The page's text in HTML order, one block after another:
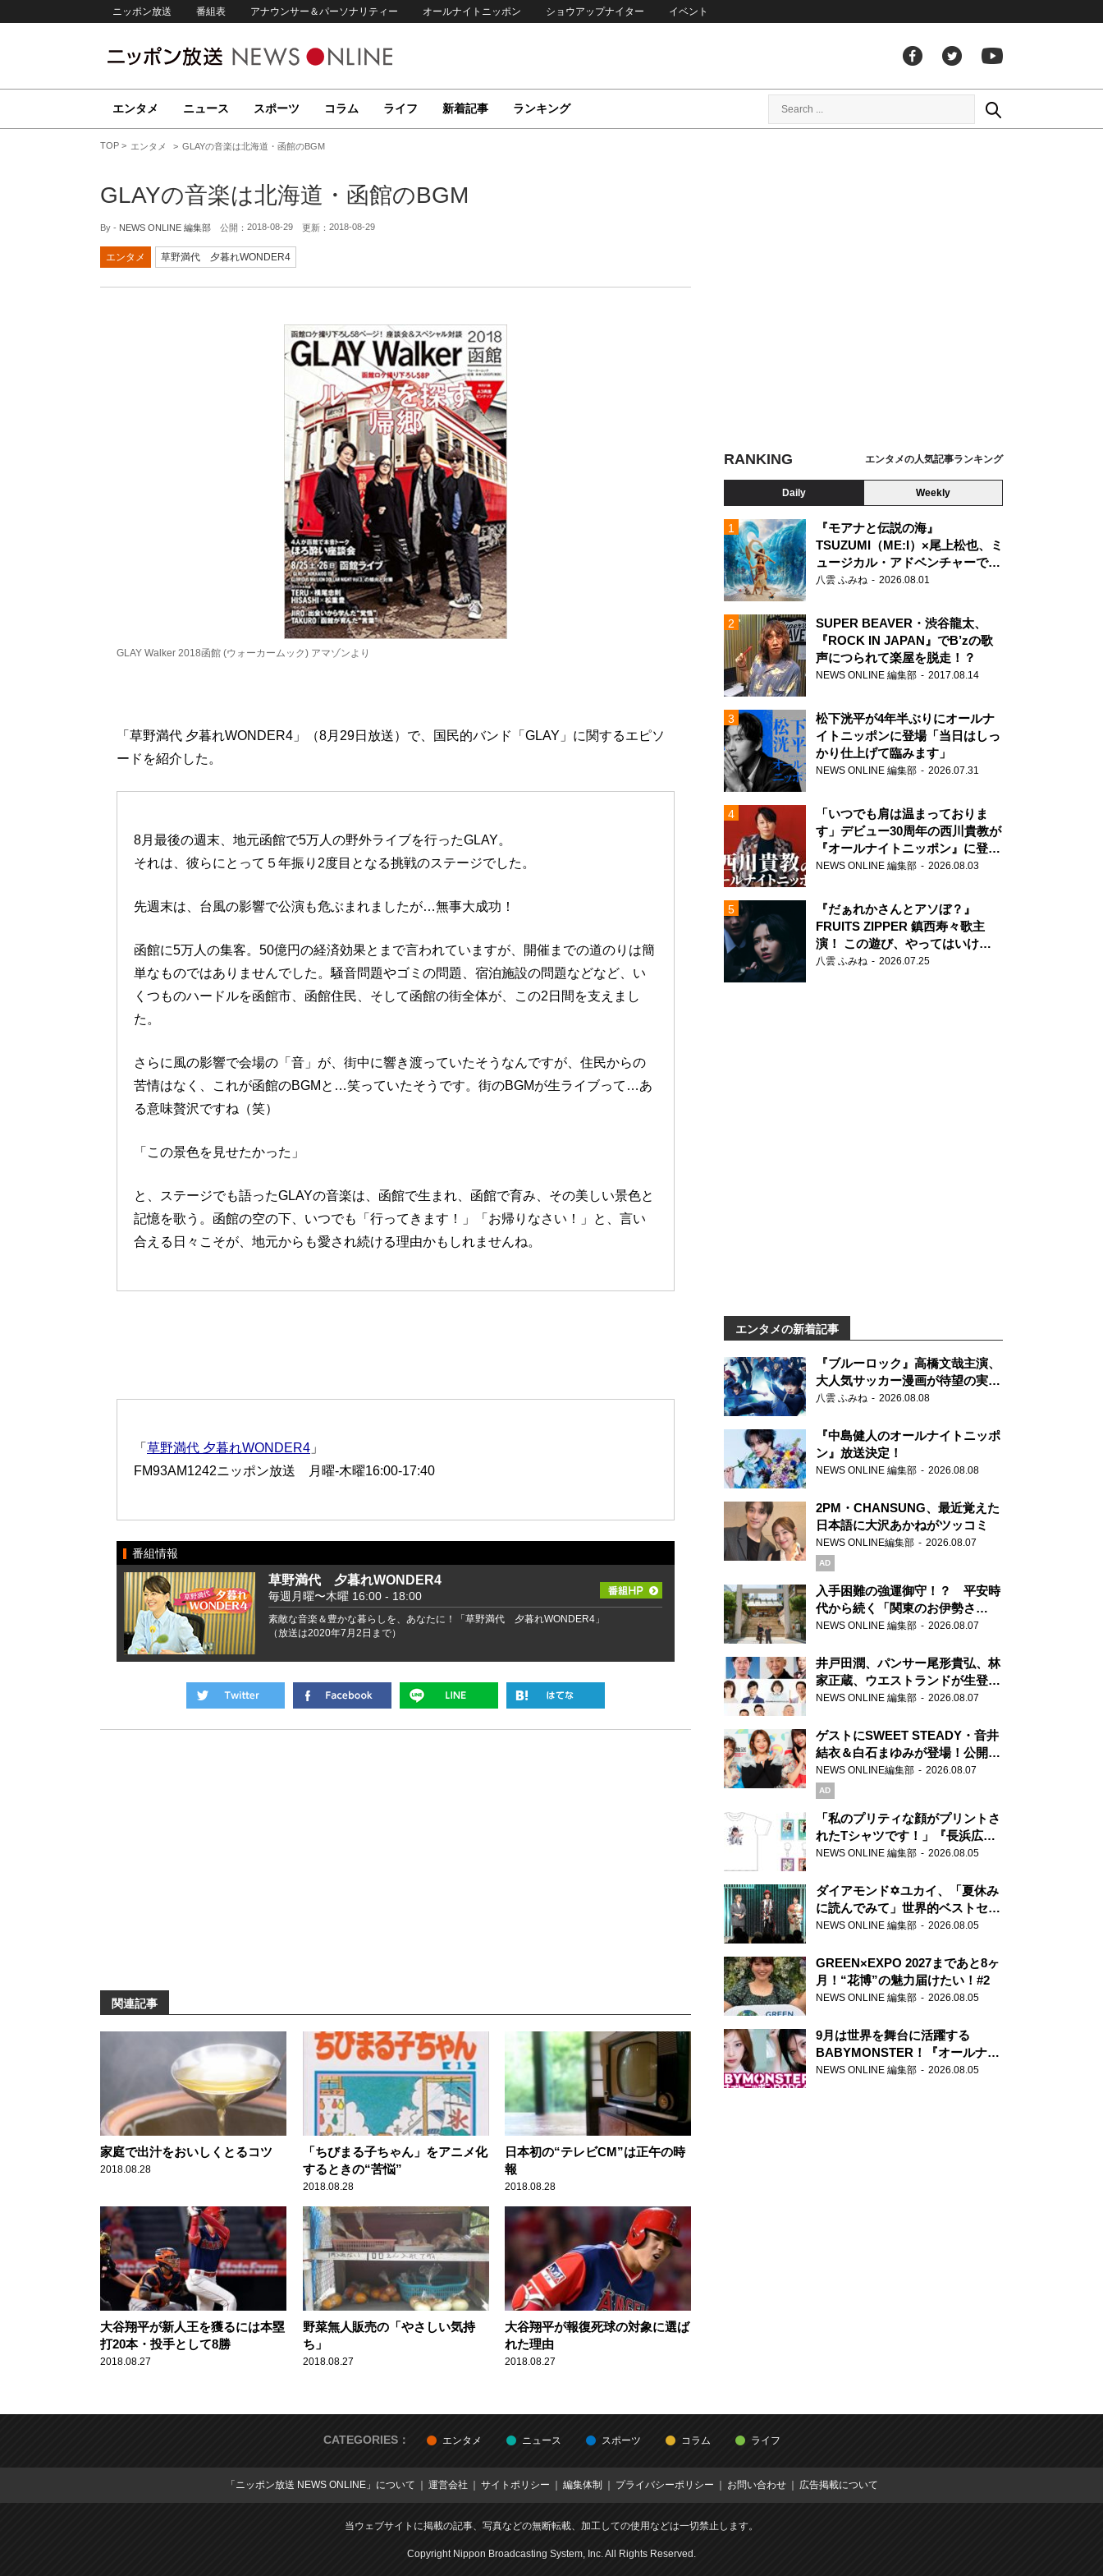
ニッポン放送 番組表 アナウンサー＆パーソナリティー オールナイトニッポン ショウアップナイター イベント
エンタメ ニュース スポーツ コラム ライフ 新着記事 ランキング
TOP エンタメ GLAYの音楽は北海道・函館のBGM
GLAYの音楽は北海道・函館のBGM
By - NEWS ONLINE 編集部 公開： 2018-08-29 更新： 2018-08-29
エンタメ 草野満代 夕暮れWONDER4
GLAY Walker 2018函館 (ウォーカームック) アマゾンより
「草野満代 夕暮れWONDER4」（8月29日放送）で、国民的バンド「GLAY」に関するエピソ
ードを紹介した。
8月最後の週末、地元函館で5万人の野外ライブを行ったGLAY。
それは、彼らにとって５年振り2度目となる挑戦のステージでした。
先週末は、台風の影響で公演も危ぶまれましたが…無事大成功！
函館に5万人の集客。50億円の経済効果とまで言われていますが、開催までの道のりは簡
単なものではありませんでした。騒音問題やゴミの問題、宿泊施設の問題などなど、い
くつものハードルを函館市、函館住民、そして函館の街全体が、この2日間を支えまし
た。
さらに風の影響で会場の「音」が、街中に響き渡っていたそうなんですが、住民からの
苦情はなく、これが函館のBGMと…笑っていたそうです。街のBGMが生ライブって…あ
る意味贅沢ですね（笑）
「この景色を見せたかった」
と、ステージでも語ったGLAYの音楽は、函館で生まれ、函館で育み、その美しい景色と
記憶を歌う。函館の空の下、いつでも「行ってきます！」「お帰りなさい！」と、言い
合える日々こそが、地元からも愛され続ける理由かもしれませんね。
「 草野満代 夕暮れWONDER4 」
FM93AM1242ニッポン放送 月曜-木曜16:00-17:40
番組情報
草野満代 夕暮れWONDER4
毎週月曜〜木曜 16:00 - 18:00
素敵な音楽＆豊かな暮らしを、あなたに！「草野満代 夕暮れWONDER4」
（放送は2020年7月2日まで）
関連記事
家庭で出汁をおいしくとるコツ
2018.08.28
「ちびまる子ちゃん」をアニメ化
するときの“苦悩”
2018.08.28
日本初の“テレビCM”は正午の時
報
2018.08.28
大谷翔平が新人王を獲るには本塁
打20本・投手として8勝
2018.08.27
野菜無人販売の「やさしい気持
ち」
2018.08.27
大谷翔平が報復死球の対象に選ば
れた理由
2018.08.27
RANKING エンタメの人気記事ランキング
Daily Weekly
『モアナと伝説の海』
TSUZUMI（ME:I）×尾上松也、ミ
ュージカル・アドベンチャーで美
声を響かせる
八雲 ふみね 2026.08.01
SUPER BEAVER・渋谷龍太、
『ROCK IN JAPAN』でB’zの歌
声につられて楽屋を脱走！？
NEWS ONLINE 編集部 2017.08.14
松下洸平が4年半ぶりにオールナ
イトニッポンに登場「当日はしっ
かり仕上げて臨みます」
NEWS ONLINE 編集部 2026.07.31
「いつでも肩は温まっておりま
す」デビュー30周年の西川貴教が
『オールナイトニッポン』に登
場！
NEWS ONLINE 編集部 2026.08.03
『だぁれかさんとアソぼ？』
FRUITS ZIPPER 鎮西寿々歌主
演！ この遊び、やってはいけま
せん。
八雲 ふみね 2026.07.25
エンタメの新着記事
『ブルーロック』高橋文哉主演、
大人気サッカー漫画が待望の実写
映画に
八雲 ふみね 2026.08.08
『中島健人のオールナイトニッポ
ン』放送決定！
NEWS ONLINE 編集部 2026.08.08
2PM・CHANSUNG、最近覚えた
日本語に大沢あかねがツッコミ
NEWS ONLINE編集部 2026.08.07
AD
入手困難の強運御守！？ 平安時
代から続く「関東のお伊勢さ
ま」、芝大神宮にてランパンプス
NEWS ONLINE 編集部 2026.08.07
井戸田潤、パンサー尾形貴弘、林
家正蔵、ウエストランドが生登
場！『ラジオビバリー昼ズ』
NEWS ONLINE 編集部 2026.08.07
ゲストにSWEET STEADY・音井
結衣＆白石まゆみが登場！公開収
録で素顔全開！
NEWS ONLINE編集部 2026.08.07
AD
「私のプリティな顔がプリントさ
れたTシャツです！」『長浜広奈
天下無双』初の番組グッズ発売
NEWS ONLINE 編集部 2026.08.05
ダイアモンド✡ユカイ、「夏休み
に読んでみて」世界的ベストセラ
ー『アナスタシア』を紹介
NEWS ONLINE 編集部 2026.08.05
GREEN×EXPO 2027まであと8ヶ
月！“花博”の魅力届けたい！#2
NEWS ONLINE 編集部 2026.08.05
9月は世界を舞台に活躍する
BABYMONSTER！『オールナイ
トニッポンPODCAST』月替わり
NEWS ONLINE 編集部 2026.08.05
CATEGORIES： エンタメ ニュース スポーツ コラム ライフ
「ニッポン放送 NEWS ONLINE」について 運営会社 サイトポリシー 編集体制 プライバシーポリシー お問い合わせ 広告掲載について
当ウェブサイトに掲載の記事、写真などの無断転載、加工しての使用などは一切禁止します。
Copyright Nippon Broadcasting System, Inc. All Rights Reserved.